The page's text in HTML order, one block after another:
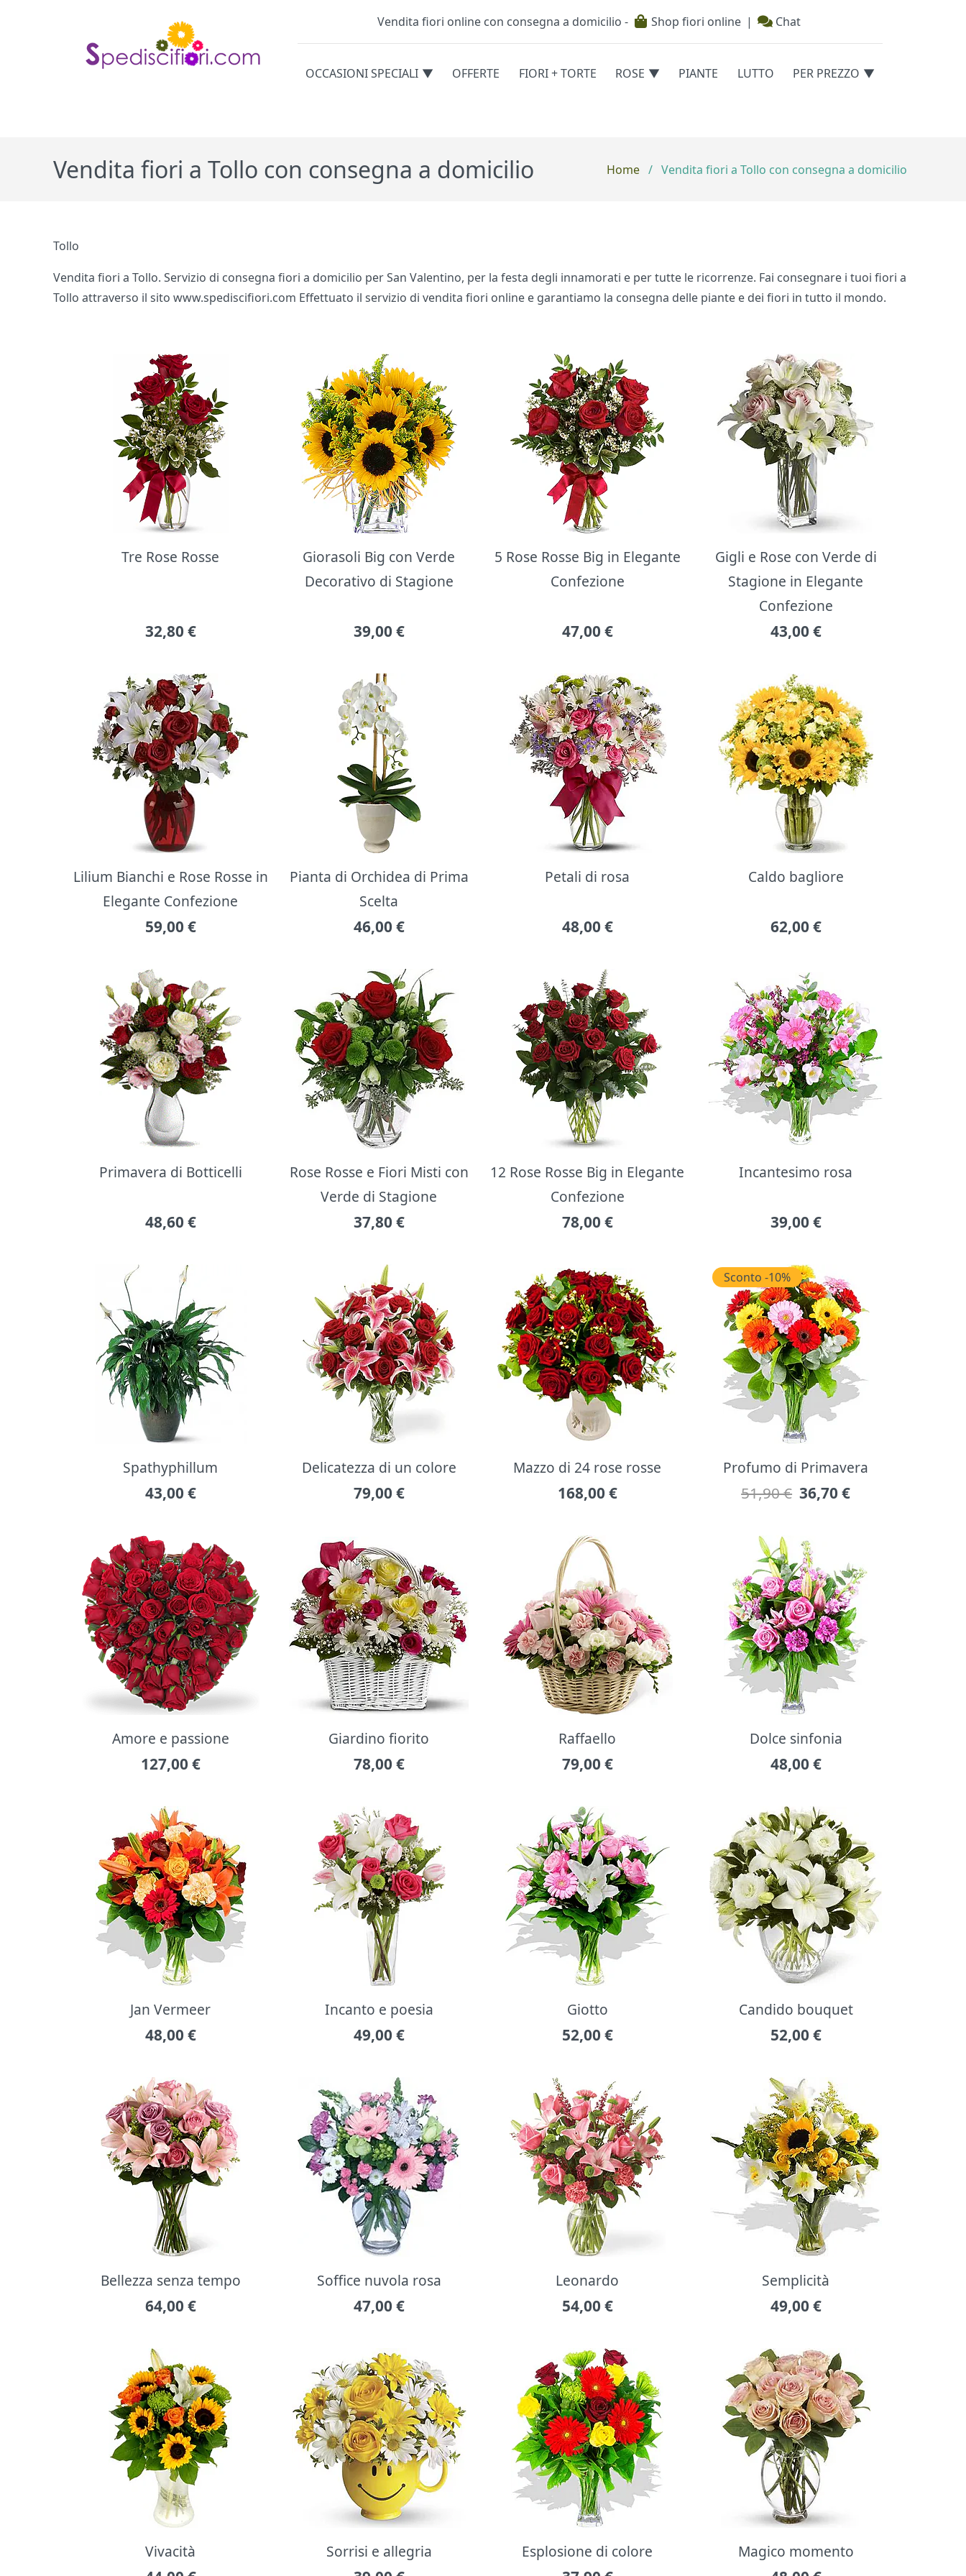
Testata
Vendita fiori online con consegna a domicilio - Shop fiori online | Chat
Categorie
OCCASIONI SPECIALI OFFERTE FIORI + TORTE ROSE PIANTE LUTTO PER PREZZO
Vendita fiori a Tollo con consegna a domicilio Home / Vendita fiori a Tollo con consegna a domicilio
Tollo
Vendita fiori a Tollo. Servizio di consegna fiori a domicilio per San Valentino, per la festa degli innamorati e per tutte le ricorrenze. Fai consegnare i tuoi fiori a
Tollo attraverso il sito www.spediscifiori.com Effettuato il servizio di vendita fiori online e garantiamo la consegna delle piante e dei fiori in tutto il mondo.
Bouquet di fiori
Tre Rose Rosse
32,80 €
Giorasoli Big con Verde
Decorativo di Stagione
39,00 €
5 Rose Rosse Big in Elegante
Confezione
47,00 €
Gigli e Rose con Verde di
Stagione in Elegante
Confezione
43,00 €
Lilium Bianchi e Rose Rosse in
Elegante Confezione
59,00 €
Pianta di Orchidea di Prima
Scelta
46,00 €
Petali di rosa
48,00 €
Caldo bagliore
62,00 €
Primavera di Botticelli
48,60 €
Rose Rosse e Fiori Misti con
Verde di Stagione
37,80 €
12 Rose Rosse Big in Elegante
Confezione
78,00 €
Incantesimo rosa
39,00 €
Spathyphillum
43,00 €
Delicatezza di un colore
79,00 €
Mazzo di 24 rose rosse
168,00 €
Profumo di Primavera
51,90 € 36,70 €
Sconto -10%
Amore e passione
127,00 €
Giardino fiorito
78,00 €
Raffaello
79,00 €
Dolce sinfonia
48,00 €
Jan Vermeer
48,00 €
Incanto e poesia
49,00 €
Giotto
52,00 €
Candido bouquet
52,00 €
Bellezza senza tempo
64,00 €
Soffice nuvola rosa
47,00 €
Leonardo
54,00 €
Semplicità
49,00 €
Vivacità Sorrisi e allegria Esplosione di colore Magico momento